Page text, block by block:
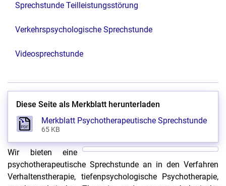
Sprechstunde Teilleistungsstörung
Verkehrspsychologische Sprechstunde
Videosprechstunde
Diese Seite als Merkblatt herunterladen
Merkblatt Psychotherapeutische Sprechstunde
65 KB
Wir bieten eine
psychotherapeutische Sprechstunde an in den Verfahren
Verhaltenstherapie, tiefenpsychologische Psychotherapie,